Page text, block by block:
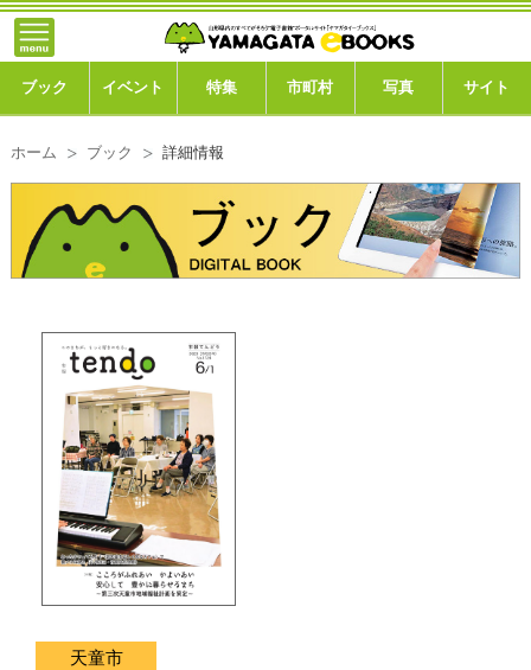
ブック イベント 特集 市町村 写真 サイト
ホーム ブック 詳細情報
天童市
トップ
ブック
市町村
このサイトについて
運営会社
ご利用ガイド
よくある質問
サイトマップ
}; -->